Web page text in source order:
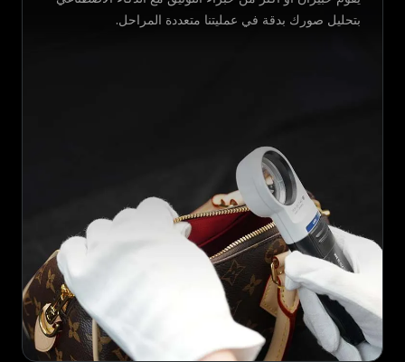
بتحليل صورك بدقة في عمليتنا متعددة المراحل.